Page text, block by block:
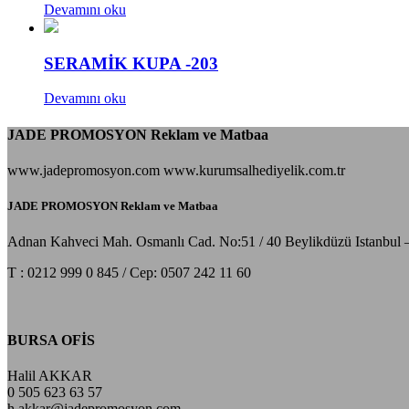
Devamını oku
SERAMİK KUPA -203
Devamını oku
JADE PROMOSYON Reklam ve Matbaa
www.jadepromosyon.com www.kurumsalhediyelik.com.tr
JADE PROMOSYON Reklam ve Matbaa
Adnan Kahveci Mah. Osmanlı Cad. No:51 / 40 Beylikdüzü Istanbul
T : 0212 999 0 845 / Cep: 0507 242 11 60
BURSA OFİS
Halil AKKAR
0 505 623 63 57